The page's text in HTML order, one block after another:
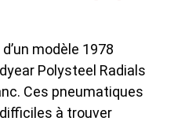
modèle 1978
Polysteel Radials
Ces pneumatiques
à trouver